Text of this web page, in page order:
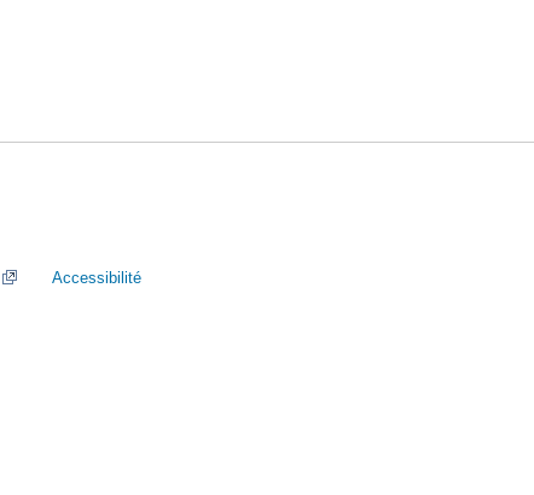
Accessibilité